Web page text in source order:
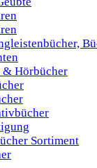
& Hörbücher
Sortiment